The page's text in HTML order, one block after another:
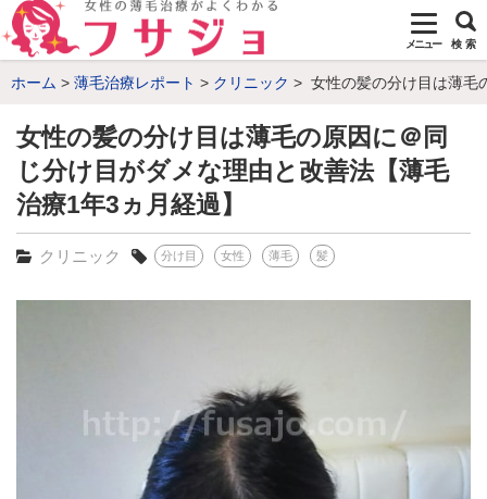
メニュー 検 索
ホーム 薄毛治療レポート クリニック 女性の髪の分け目は薄毛
女性の髪の分け目は薄毛の原因に＠同
じ分け目がダメな理由と改善法【薄毛
治療1年3ヵ月経過】
クリニック 分け目 女性 薄毛 髪